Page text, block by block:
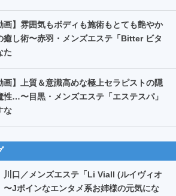
画】雰囲気もボディも施術もとても艶やか
癒し術〜赤羽・メンズエステ「Bitter ビタ
た
画】上質＆意識高めな極上セラピストの隠
性…〜目黒・メンズエステ「エステスパ」
な
川口／メンズエステ「Li Viall (ルイヴィオ
〜Jボインなエンタメ系お姉様の元気にな